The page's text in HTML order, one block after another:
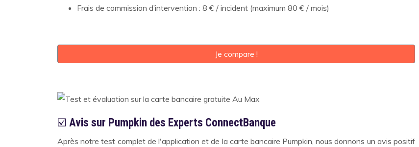
Frais de commission d’intervention : 8 € / incident (maximum 80 € / mois)
Je compare !
☑️ Avis sur Pumpkin des Experts ConnectBanque
Après notre test complet de l'application et de la carte bancaire Pumpkin, nous donnons un avis positif